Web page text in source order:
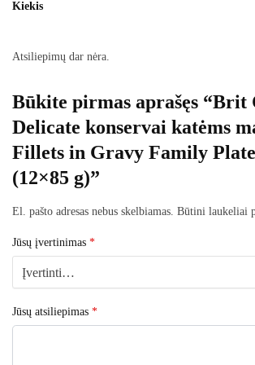
Kiekis
Atsiliepimų dar nėra.
Būkite pirmas aprašęs “Brit
Delicate konservai katėms
Fillets in Gravy Family
(12×85 g)”
El. pašto adresas nebus skelbiamas. Būtini laukeliai
Jūsų įvertinimas *
Jūsų atsiliepimas *